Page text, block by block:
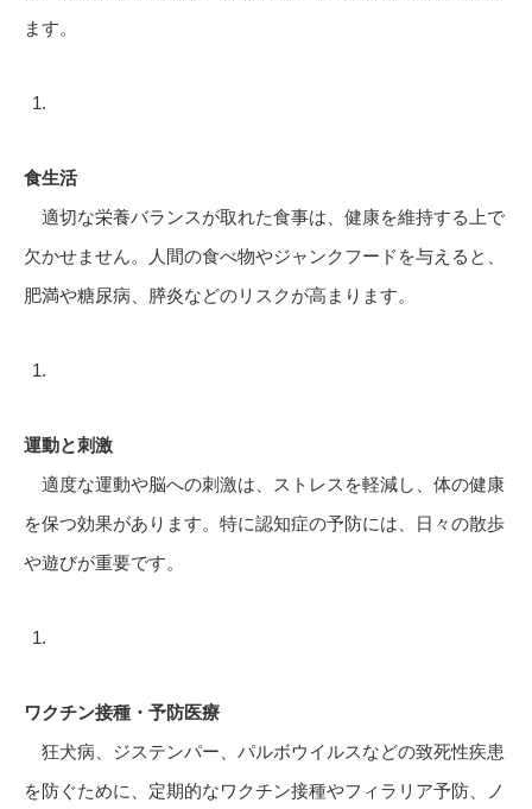
ます。
食生活
適切な栄養バランスが取れた食事は、健康を維持する上で
欠かせません。人間の食べ物やジャンクフードを与えると、
肥満や糖尿病、膵炎などのリスクが高まります。
運動と刺激
適度な運動や脳への刺激は、ストレスを軽減し、体の健康
を保つ効果があります。特に認知症の予防には、日々の散歩
や遊びが重要です。
ワクチン接種・予防医療
狂犬病、ジステンパー、パルボウイルスなどの致死性疾患
を防ぐために、定期的なワクチン接種やフィラリア予防、ノ